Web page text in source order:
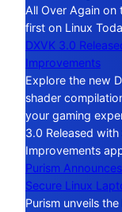
All Over Again
first on Linux
DXVK 3.0
Improvements
Explore the new
shader
your gaming
3.0 Released
Improvements
Purism
Secure Linux
Purism unveils